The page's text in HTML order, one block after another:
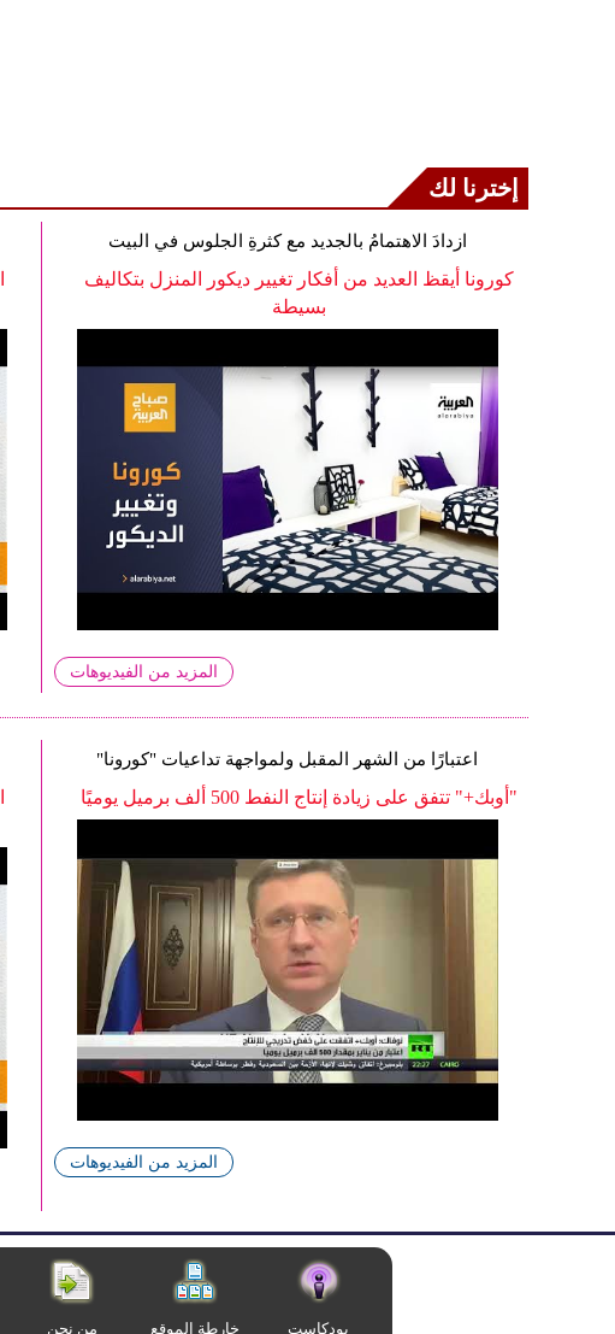
إخترنا لك
ازدادَ الاهتمامُ بالجديد مع كثرةِ الجلوس في البيت
كورونا أيقظ العديد من أفكار تغيير ديكور المنزل بتكاليف
بسيطة
المزيد من الفيديوهات
اعتبارًا من الشهر المقبل ولمواجهة تداعيات "كورونا"
"أوبك+" تتفق على زيادة إنتاج النفط 500 ألف برميل يوميًا
المزيد من الفيديوهات
من نحن خارطة الموقع بودكاست